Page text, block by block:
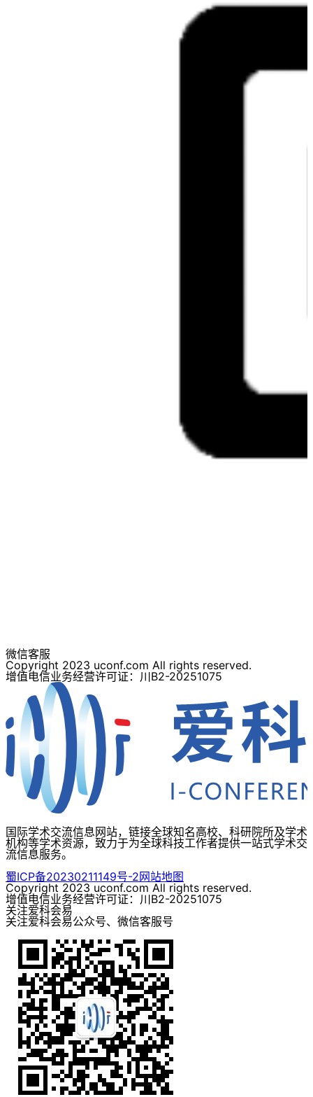
微信客服
Copyright 2023 uconf.com All rights reserved.
增值电信业务经营许可证：川B2-20251075
国际学术交流信息网站，链接全球知名高校、科研院所及学术
机构等学术资源，致力于为全球科技工作者提供一站式学术交
流信息服务。
蜀ICP备20230211149号-2网站地图
Copyright 2023 uconf.com All rights reserved.
增值电信业务经营许可证：川B2-20251075
关注爱科会易
关注爱科会易公众号、微信客服号